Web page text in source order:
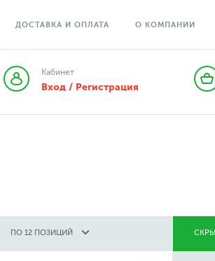
ДОСТАВКА И ОПЛАТА О КОМПАНИИ
Кабинет
Вход / Регистрация
ПО 12 ПОЗИЦИЙ